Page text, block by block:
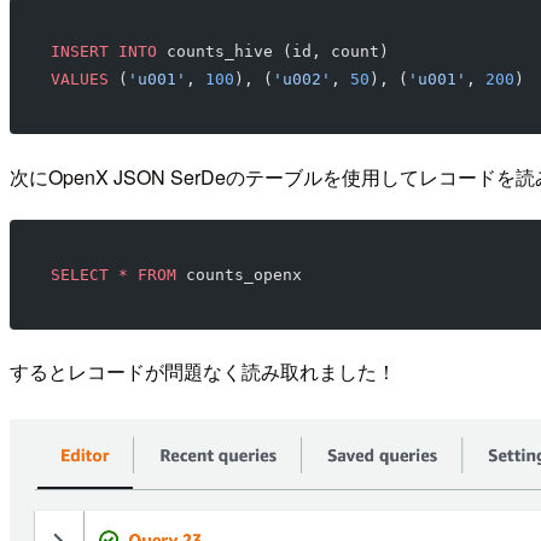
INSERT INTO counts_hive (id, count)
VALUES ( 'u001' , 100 ), ( 'u002' , 50 ), ( 'u001' , 200 )
次にOpenX JSON SerDeのテーブルを使用してレコードを読
SELECT * FROM counts_openx
するとレコードが問題なく読み取れました！